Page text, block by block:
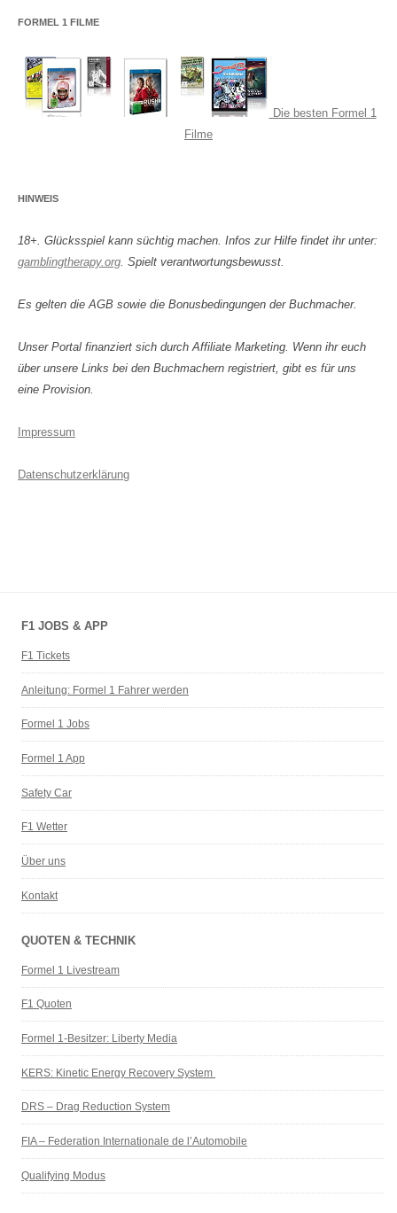
FORMEL 1 FILME
Die besten Formel 1
Filme
HINWEIS
18+. Glücksspiel kann süchtig machen. Infos zur Hilfe findet ihr unter:
gamblingtherapy.org. Spielt verantwortungsbewusst.
Es gelten die AGB sowie die Bonusbedingungen der Buchmacher.
Unser Portal finanziert sich durch Affiliate Marketing. Wenn ihr euch
über unsere Links bei den Buchmachern registriert, gibt es für uns
eine Provision.
Impressum
Datenschutzerklärung
F1 JOBS & APP
F1 Tickets
Anleitung: Formel 1 Fahrer werden
Formel 1 Jobs
Formel 1 App
Safety Car
F1 Wetter
Über uns
Kontakt
QUOTEN & TECHNIK
Formel 1 Livestream
F1 Quoten
Formel 1-Besitzer: Liberty Media
KERS: Kinetic Energy Recovery System
DRS – Drag Reduction System
FIA – Federation Internationale de l’Automobile
Qualifying Modus